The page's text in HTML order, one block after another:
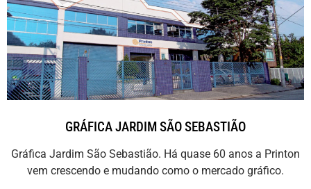
GRÁFICA JARDIM SÃO SEBASTIÃO
Gráfica Jardim São Sebastião. Há quase 60 anos a Printon
vem crescendo e mudando como o mercado gráfico.